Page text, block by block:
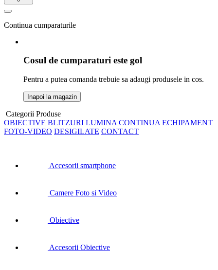
Continua cumparaturile
Cosul de cumparaturi este gol
Pentru a putea comanda trebuie sa adaugi produsele in cos.
Inapoi la magazin
Categorii Produse
OBIECTIVE BLITZURI LUMINA CONTINUA ECHIPAMENT
FOTO-VIDEO DESIGILATE CONTACT
Accesorii smartphone
Camere Foto si Video
Obiective
Accesorii Obiective